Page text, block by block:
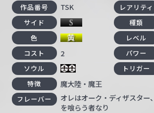
作品番号 TSK レアリティ
サイド 種類
色 レベル
コスト 2 パワー
ソウル
トリガー
特徴
魔大陸・魔王
フレーバー
オレはオーク・ディザスター
を喰らう者なり